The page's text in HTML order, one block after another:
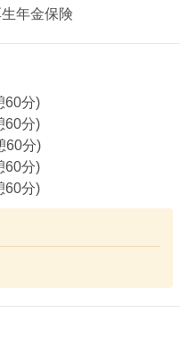
年金保険
60分)
60分)
60分)
60分)
60分)